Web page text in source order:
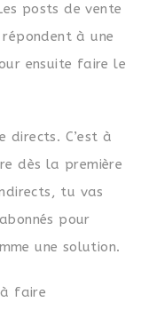
posts de vente
à une
ensuite faire le
directs. C’est à
dès la première
tu vas
pour
une solution.
à faire